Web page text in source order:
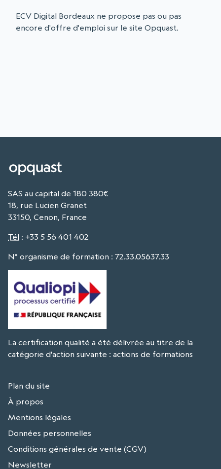
ECV Digital Bordeaux ne propose pas ou pas
encore d'offre d'emploi sur le site Opquast.
SAS au capital de 180 380€
18, rue Lucien Granet
33150, Cenon, France
Tél : +33 5 56 401 402
N° organisme de formation : 72.33.05637.33
La certification qualité a été délivrée au titre de la
catégorie d'action suivante : actions de formations
Plan du site
À propos
Mentions légales
Données personnelles
Conditions générales de vente (CGV)
Newsletter